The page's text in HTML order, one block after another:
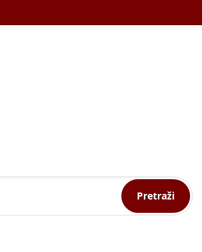
Pretraži